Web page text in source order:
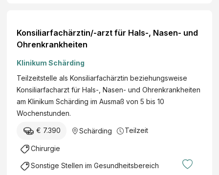
/
C
i
r
u
r
g
e
e
n
b
h
n
e
n
d
B
Konsiliarfachärztin/-arzt für Hals-, Nasen- und
Ohrenkrankheiten
Klinikum Schärding
Teilzeitstelle als Konsiliarfachärztin beziehungsweise
Konsiliarfacharzt für Hals-, Nasen- und Ohrenkrankheiten
am Klinikum Schärding im Ausmaß von 5 bis 10
Wochenstunden.
€ 7.390 Schärding Teilzeit
Chirurgie
Sonstige Stellen im Gesundheitsbereich